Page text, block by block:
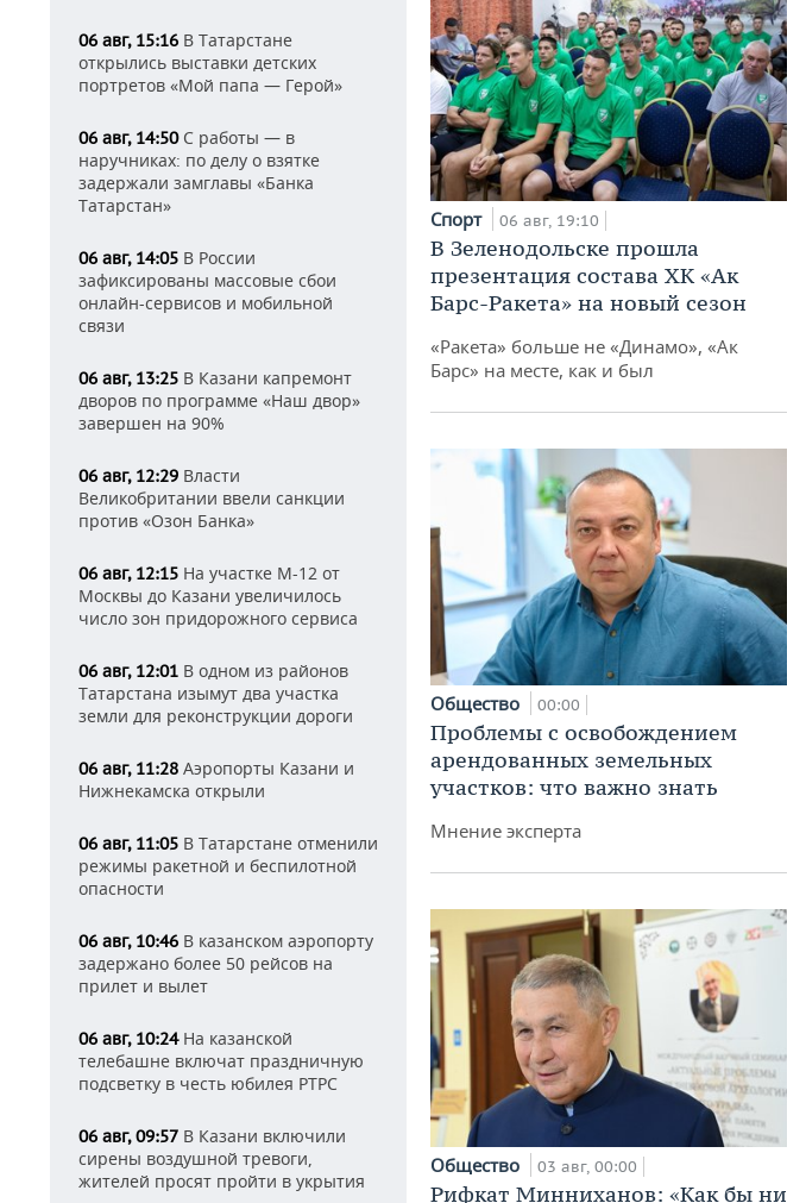
06 авг, 15:16 В Татарстане
открылись выставки детских
портретов «Мой папа — Герой»
06 авг, 14:50С работы — в
наручниках: по делу о взятке
задержали замглавы «Банка
Татарстан»
06 авг, 14:05 В России
зафиксированы массовые сбои
онлайн-сервисов и мобильной
связи
06 авг, 13:25 В Казани капремонт
дворов по программе «Наш двор»
завершен на 90%
06 авг, 12:29 Власти
Великобритании ввели санкции
против «Озон Банка»
06 авг, 12:15 На участке М-12 от
Москвы до Казани увеличилось
число зон придорожного сервиса
06 авг, 12:01 В одном из районов
Татарстана изымут два участка
земли для реконструкции дороги
06 авг, 11:28 Аэропорты Казани и
Нижнекамска открыли
06 авг, 11:05 В Татарстане отменили
режимы ракетной и беспилотной
опасности
06 авг, 10:46 В казанском аэропорту
задержано более 50 рейсов на
прилет и вылет
06 авг, 10:24На казанской
телебашне включат праздничную
подсветку в честь юбилея РТРС
06 авг, 09:57 В Казани включили
сирены воздушной тревоги,
жителей просят пройти в укрытия
Спорт 06 авг, 19:10
В Зеленодольске прошла
презентация состава ХК «Ак
Барс-Ракета» на новый сезон
«Ракета» больше не «Динамо», «Ак
Барс» на месте, как и был
Общество 00:00
Проблемы с освобождением
арендованных земельных
участков: что важно знать
Мнение эксперта
Общество 03 авг, 00:00
Рифкат Минниханов: «Как бы ни